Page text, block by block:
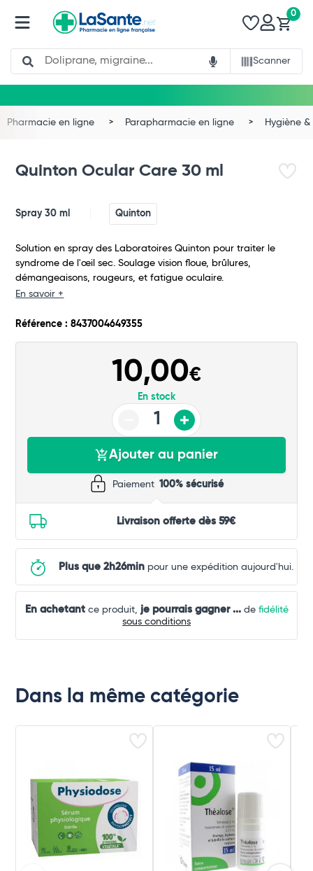
Search
Scanner
0
Commander
Pharmacie en ligne Parapharmacie en ligne Hygiène
Quinton Ocular Care 30 ml
Spray 30 ml Quinton
Solution en spray des Laboratoires Quinton pour traiter le
syndrome de l'œil sec. Soulage vision floue, brûlures,
démangeaisons, rougeurs, et fatigue oculaire.
En savoir +
Référence : 8437004649355
10,00€
En stock
Ajouter au panier
Paiement 100% sécurisé
Livraison offerte dès 59€
Plus que 2h26min pour une expédition aujourd'hui.
En achetantce produit, je pourrais gagner ...de fidélité
sous conditions
Dans la même catégorie